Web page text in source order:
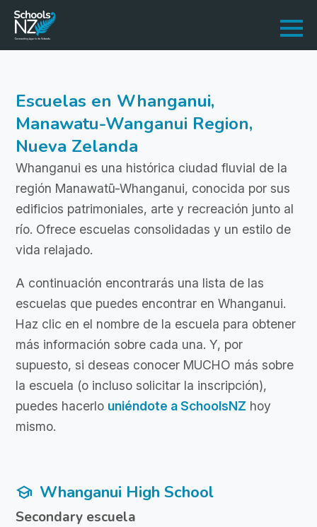
Escuelas en Whanganui,
Manawatu-Wanganui Region,
Nueva Zelanda
Whanganui es una histórica ciudad fluvial de la
región Manawatū-Whanganui, conocida por sus
edificios patrimoniales, arte y recreación junto al
río. Ofrece escuelas consolidadas y un estilo de
vida relajado.
A continuación encontrarás una lista de las
escuelas que puedes encontrar en Whanganui.
Haz clic en el nombre de la escuela para obtener
más información sobre cada una. Y, por
supuesto, si deseas conocer MUCHO más sobre
la escuela (o incluso solicitar la inscripción),
puedes hacerlo uniéndote a SchoolsNZ hoy
mismo.
school Whanganui High School
Secondary escuela